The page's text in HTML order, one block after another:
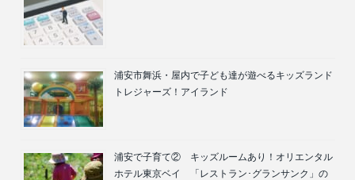
浦安市舞浜・屋内で子ども達が遊べるキッズランド
トレジャーズ！アイランド
浦安で子育て② キッズルームあり！オリエンタル
ホテル東京ベイ 「レストラン･グランサンク」の